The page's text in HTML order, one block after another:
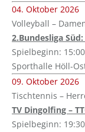
04. Oktober 2026
Volleyball –
2.Bundesliga
Spielbeginn: 15:00
Sporthalle Höll-
09. Oktober 2026
Tischtennis –
TV Dingolfing –
Spielbeginn: 19:30